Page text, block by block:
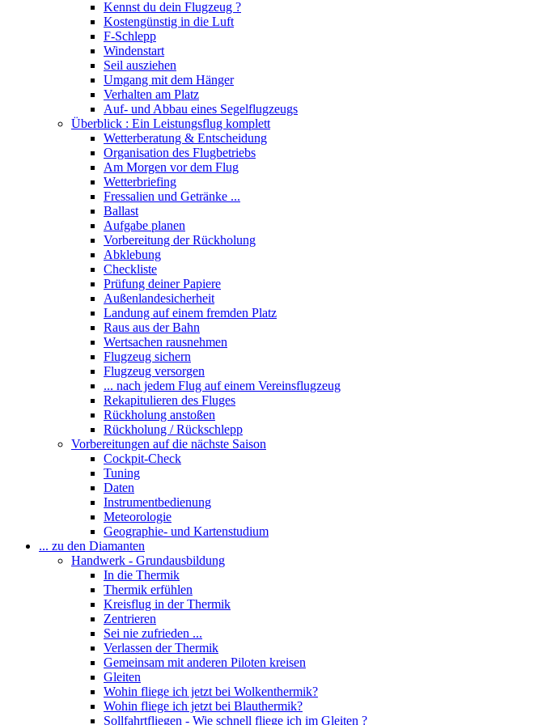
Kennst du dein Flugzeug ?
Kostengünstig in die Luft
F-Schlepp
Windenstart
Seil ausziehen
Umgang mit dem Hänger
Verhalten am Platz
Auf- und Abbau eines Segelflugzeugs
Überblick : Ein Leistungsflug komplett
Wetterberatung & Entscheidung
Organisation des Flugbetriebs
Am Morgen vor dem Flug
Wetterbriefing
Fressalien und Getränke ...
Ballast
Aufgabe planen
Vorbereitung der Rückholung
Abklebung
Checkliste
Prüfung deiner Papiere
Außenlandesicherheit
Landung auf einem fremden Platz
Raus aus der Bahn
Wertsachen rausnehmen
Flugzeug sichern
Flugzeug versorgen
... nach jedem Flug auf einem Vereinsflugzeug
Rekapitulieren des Fluges
Rückholung anstoßen
Rückholung / Rückschlepp
Vorbereitungen auf die nächste Saison
Cockpit-Check
Tuning
Daten
Instrumentbedienung
Meteorologie
Geographie- und Kartenstudium
... zu den Diamanten
Handwerk - Grundausbildung
In die Thermik
Thermik erfühlen
Kreisflug in der Thermik
Zentrieren
Sei nie zufrieden ...
Verlassen der Thermik
Gemeinsam mit anderen Piloten kreisen
Gleiten
Wohin fliege ich jetzt bei Wolkenthermik?
Wohin fliege ich jetzt bei Blauthermik?
Sollfahrtfliegen - Wie schnell fliege ich im Gleiten ?